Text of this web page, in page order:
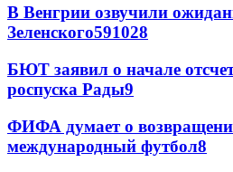
В Венгрии озвучили
Зеленского591028
БЮТ заявил о начале
роспуска Рады9
ФИФА думает о
международный футбол8